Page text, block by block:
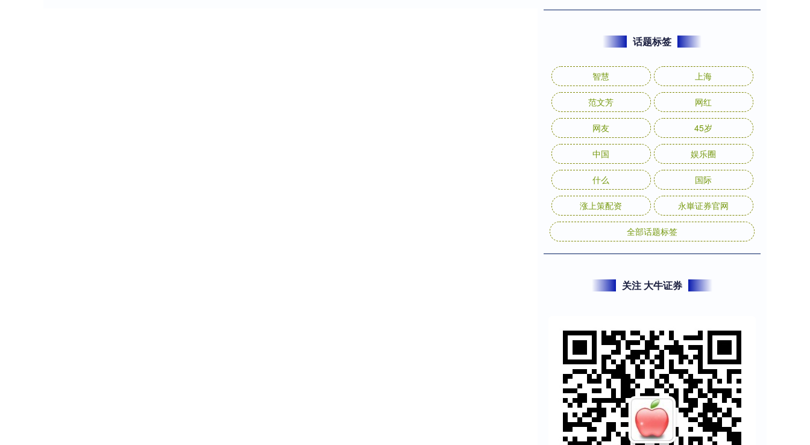
话题标签
智慧 上海
范文芳 网红
网友 45岁
中国 娱乐圈
什么 国际
涨上策配资 永崋证券官网
全部话题标签
关注 大牛证券